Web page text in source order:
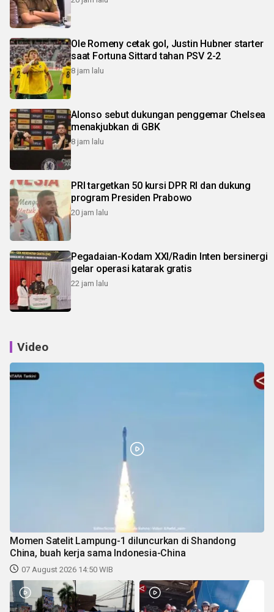
Ole Romeny cetak gol, Justin Hubner starter
saat Fortuna Sittard tahan PSV 2-2
8 jam lalu
Alonso sebut dukungan penggemar Chelsea
menakjubkan di GBK
8 jam lalu
PRI targetkan 50 kursi DPR RI dan dukung
program Presiden Prabowo
20 jam lalu
Pegadaian-Kodam XXI/Radin Inten bersinergi
gelar operasi katarak gratis
22 jam lalu
Video
Momen Satelit Lampung-1 diluncurkan di Shandong
China, buah kerja sama Indonesia-China
07 August 2026 14:50 WIB